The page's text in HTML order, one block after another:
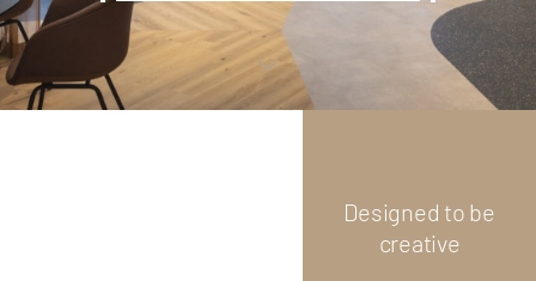
Scroll
Designed to be
creative